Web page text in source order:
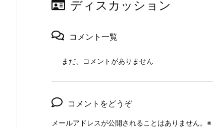
ディスカッション
コメント一覧
まだ、コメントがありません
コメントをどうぞ
メールアドレスが公開されることはありません。 ※